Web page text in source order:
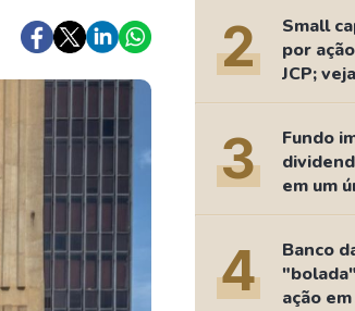
Bitcoin
Ethereum
Binance Coin - BNB
Dogecoin
Solana
Cardano
Agenda
Radar do
As Ações
Guia do
2
Small
por
JCP;
3
Fundo
em um
4
Banco
ação